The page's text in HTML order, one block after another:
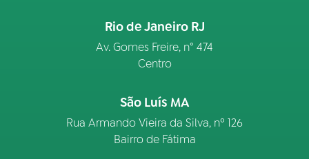
Rio de Janeiro RJ
Av. Gomes Freire, n° 474
Centro
São Luís MA
Rua Armando Vieira da Silva, nº 126
Bairro de Fátima